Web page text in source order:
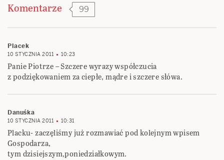
Komentarze 99
Placek
10 STYCZNIA 2011 10:23
Panie Piotrze – Szczere wyrazy współczucia
z podziękowaniem za ciepłe, mądre i szczere słówa.
Danuśka
10 STYCZNIA 2011 10:31
Placku- zaczęliśmy już rozmawiać pod kolejnym wpisem
Gospodarza,
tym dzisiejszym,poniedziałkowym.